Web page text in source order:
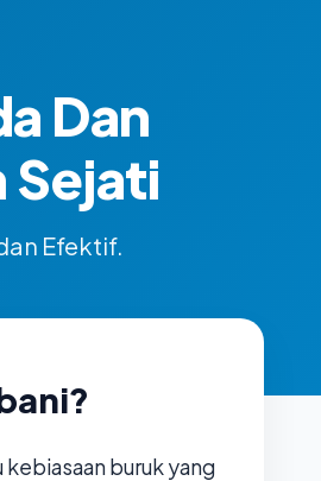
Dan
Sejati
Efektif.
buruk yang